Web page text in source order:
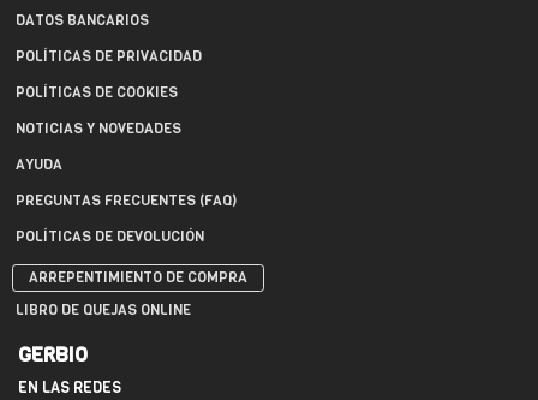
DATOS BANCARIOS
POLÍTICAS DE PRIVACIDAD
POLÍTICAS DE COOKIES
NOTICIAS Y NOVEDADES
AYUDA
PREGUNTAS FRECUENTES (FAQ)
POLÍTICAS DE DEVOLUCIÓN
ARREPENTIMIENTO DE COMPRA
LIBRO DE QUEJAS ONLINE
GERBIO
EN LAS REDES